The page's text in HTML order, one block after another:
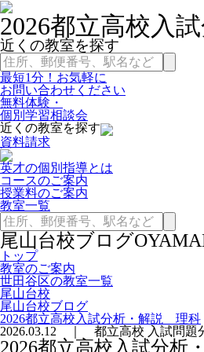
2026都立高校入
近くの教室を探す
最短1分！お気軽に
お問い合わせください
無料体験・
個別学習相談会
近くの教室を探す
資料請求
英才の個別指導とは
コースのご案内
授業料のご案内
教室一覧
尾山台校ブログ
トップ
教室のご案内
世田谷区の教室一覧
尾山台校
尾山台校ブログ
2026都立高校入試分析・解説 理科
2026.03.12 ｜ 都立高校 入試問題
2026都立高校入試分